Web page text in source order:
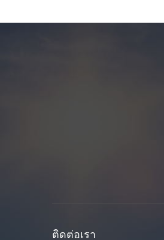
ติดต่อเรา